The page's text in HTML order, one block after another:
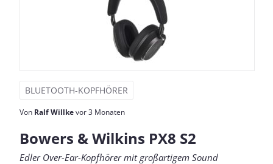
BLUETOOTH-KOPFHÖRER
Von Ralf Willkevor 3 Monaten
Bowers & Wilkins PX8 S2
Edler Over-Ear-Kopfhörer mit großartigem Sound